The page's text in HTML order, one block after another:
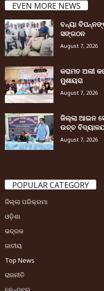
EVEN MORE NEWS
ବନ୍ୟା
ସଙ୍ଗଠନ
August 7, 2026
କରାମତ ଅଲୀ
ମୁଶାୟରା
August 7, 2026
ଜିଲ୍ଲା ଆଇନ
ଉଚ୍ଚ
August 7, 2026
POPULAR CATEGORY
ଜିଲ୍ଲା ପରିକ୍ରମା
ଓଡ଼ିଶା
ଭଦ୍ରକ
ଜାତୀୟ
Top News
ରାଜନୀତି